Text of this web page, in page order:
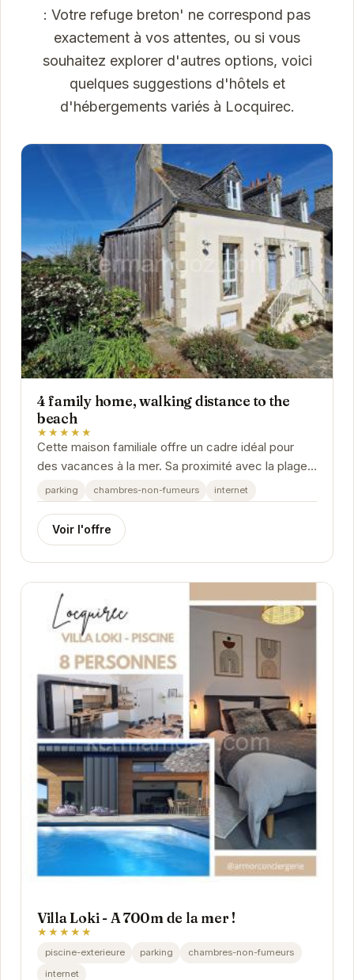
: Votre refuge breton' ne correspond pas
exactement à vos attentes, ou si vous
souhaitez explorer d'autres options, voici
quelques suggestions d'hôtels et
d'hébergements variés à Locquirec.
4 family home, walking distance to the
beach
★★★★★
Cette maison familiale offre un cadre idéal pour
des vacances à la mer. Sa proximité avec la plage,
son confort et ses équipements modernes vous...
parking chambres-non-fumeurs internet
Voir l'offre
Villa Loki - A 700m de la mer !
★★★★★
piscine-exterieure parking
chambres-non-fumeurs
internet